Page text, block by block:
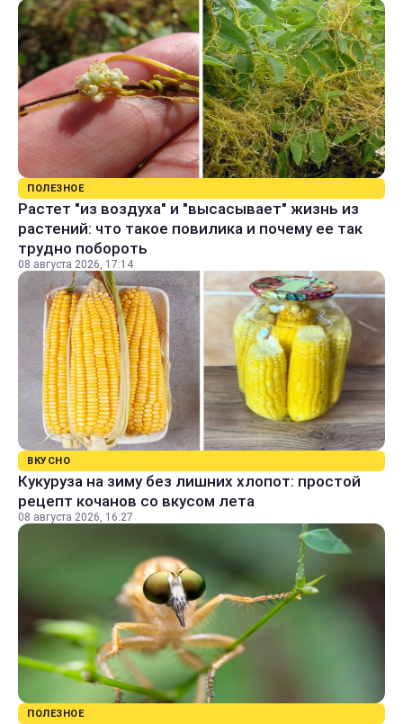
ПОЛЕЗНОЕ
Растет "из воздуха" и "высасывает" жизнь из
растений: что такое повилика и почему ее так
трудно побороть
08 августа 2026, 17:14
ВКУСНО
Кукуруза на зиму без лишних хлопот: простой
рецепт кочанов со вкусом лета
08 августа 2026, 16:27
ПОЛЕЗНОЕ